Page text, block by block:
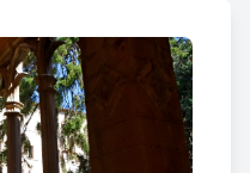
al llarg de la
d’Urgell -Jaume II